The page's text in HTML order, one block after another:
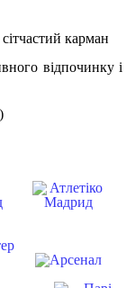
карман
відпочинку і